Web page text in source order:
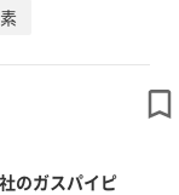
のガスパイピ